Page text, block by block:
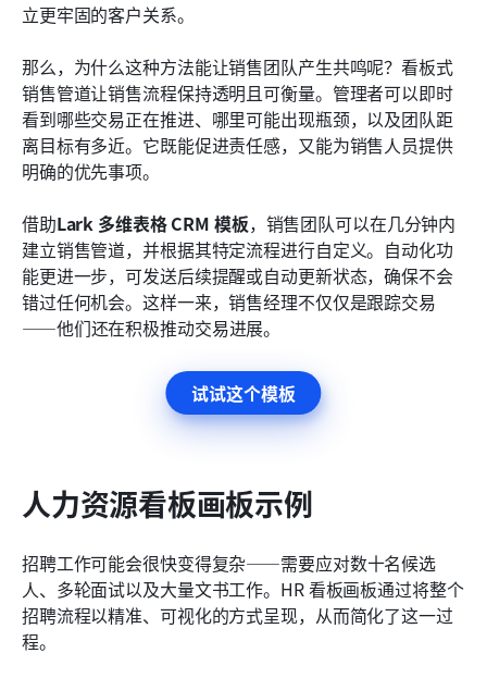
立更牢固的客户关系。
那么，为什么这种方法能让销售团队产生共鸣呢？看板式
销售管道让销售流程保持透明且可衡量。管理者可以即时
看到哪些交易正在推进、哪里可能出现瓶颈，以及团队距
离目标有多近。它既能促进责任感，又能为销售人员提供
明确的优先事项。
借助Lark 多维表格 CRM 模板，销售团队可以在几分钟内
建立销售管道，并根据其特定流程进行自定义。自动化功
能更进一步，可发送后续提醒或自动更新状态，确保不会
错过任何机会。这样一来，销售经理不仅仅是跟踪交易
——他们还在积极推动交易进展。
试试这个模板
人力资源看板画板示例
招聘工作可能会很快变得复杂——需要应对数十名候选
人、多轮面试以及大量文书工作。HR 看板画板通过将整个
招聘流程以精准、可视化的方式呈现，从而简化了这一过
程。